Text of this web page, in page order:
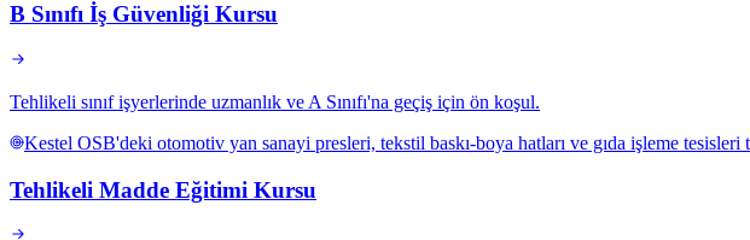
B Sınıfı İş Güvenliği Kursu
Tehlikeli sınıf işyerlerinde uzmanlık ve A Sınıfı'na geçiş için ön koşul.
Kestel OSB'deki otomotiv yan sanayi presleri, tekstil baskı-boya hatları ve gıda işleme
Tehlikeli Madde Eğitimi Kursu